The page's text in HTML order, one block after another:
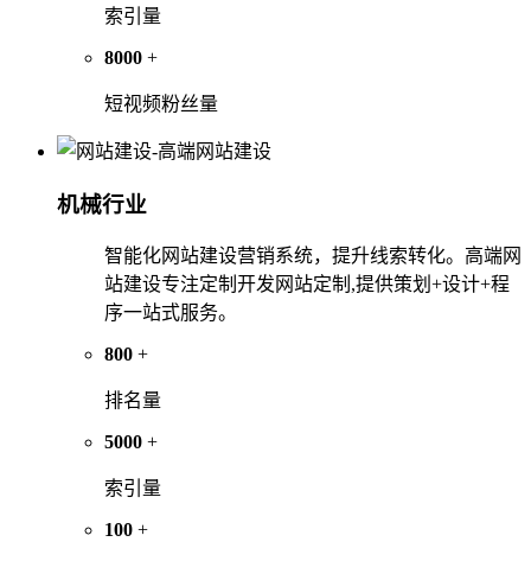
索引量
8000 +
短视频粉丝量
机械行业
智能化网站建设营销系统，提升线索转化。高端网
站建设专注定制开发网站定制,提供策划+设计+程
序一站式服务。
800 +
排名量
5000 +
索引量
100 +